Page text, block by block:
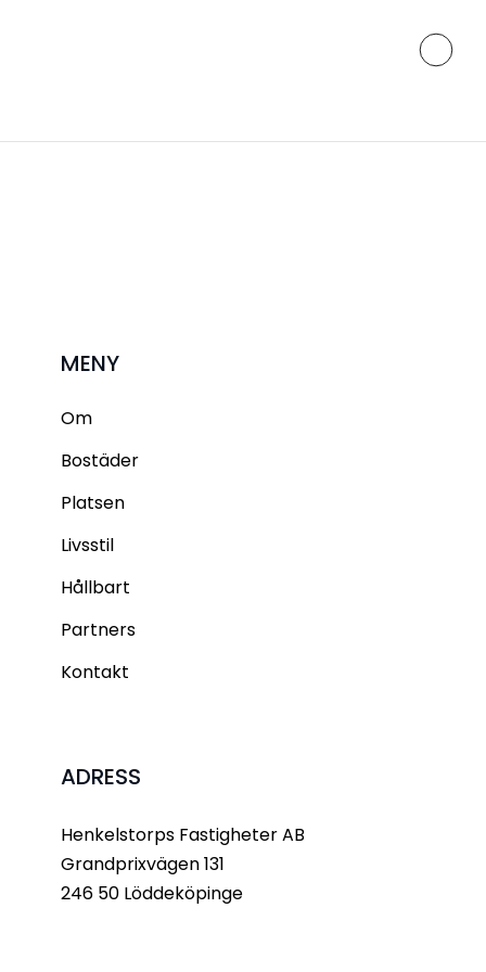
MENY
Om
Bostäder
Platsen
Livsstil
Hållbart
Partners
Kontakt
ADRESS
Henkelstorps Fastigheter AB
Grandprixvägen 131
246 50 Löddeköpinge